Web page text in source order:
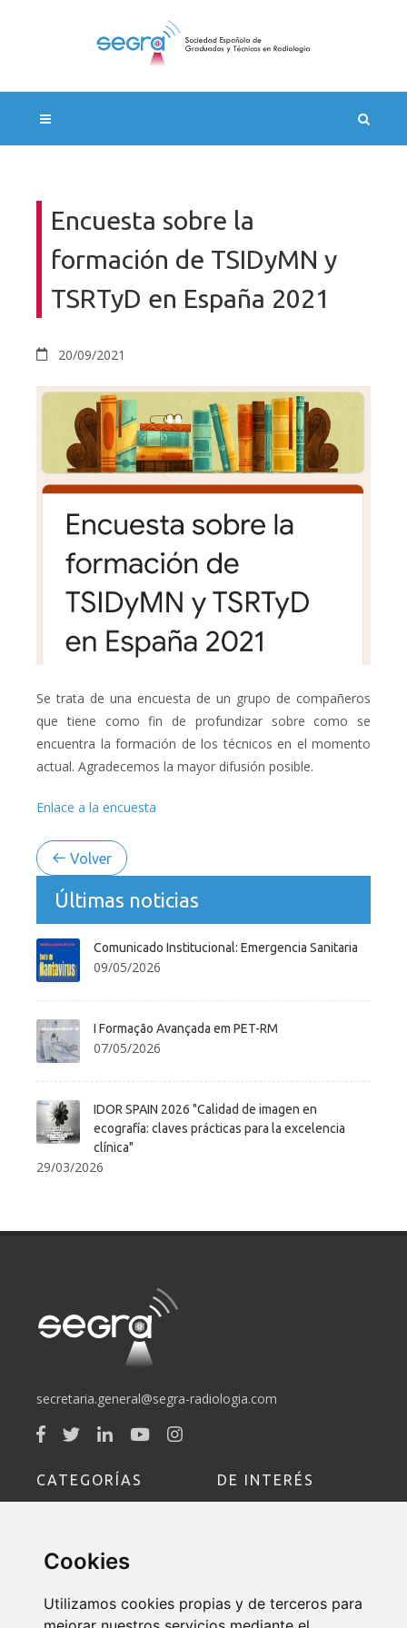
Cookies
Utilizamos cookies propias y de terceros para
Encuesta sobre la
formación de TSIDyMN y
TSRTyD en España 2021
20/09/2021
Se trata de una encuesta de un grupo de compañeros
que tiene como fin de profundizar sobre como se
encuentra la formación de los técnicos en el momento
actual. Agradecemos la mayor difusión posible.
Enlace a la encuesta
Volver
Últimas noticias
Comunicado Institucional: Emergencia Sanitaria
09/05/2026
I Formação Avançada em PET-RM
07/05/2026
IDOR SPAIN 2026 "Calidad de imagen en
ecografía: claves prácticas para la excelencia
clínica"
29/03/2026
secretaria.general@segra-radiologia.com
CATEGORÍAS
Educación
Política de Devoluciones y
DE INTERÉS